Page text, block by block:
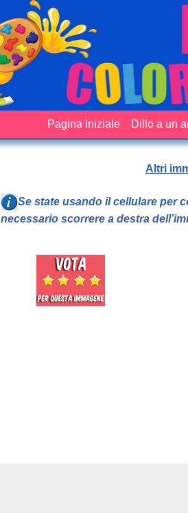
Pagina Iniziale Dillo a un
Altri
Se state usando il cellulare per
necessario scorrere a destra